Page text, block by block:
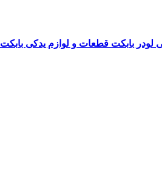
لودر بابکت قطعات و لوازم یدکی بابکت